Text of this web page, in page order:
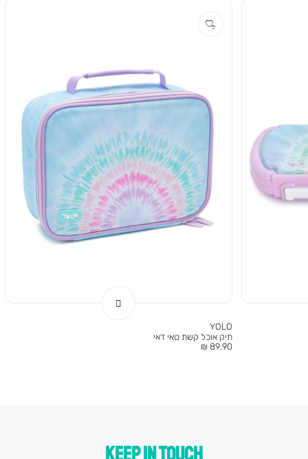
YOLO
תיק אוכל קשת טאי דאי
מחיר
89.90 ₪